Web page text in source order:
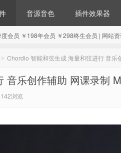
音源音色 插件效果器
会员 ￥198年会员 ￥298终生会员 | 网站
> Chordio 智能和弦生成 海量和弦进行 音乐
音乐创作辅助 网课录制
浏览